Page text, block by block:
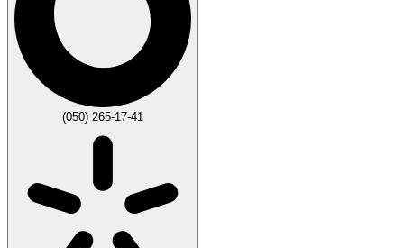
(050) 265-17-41